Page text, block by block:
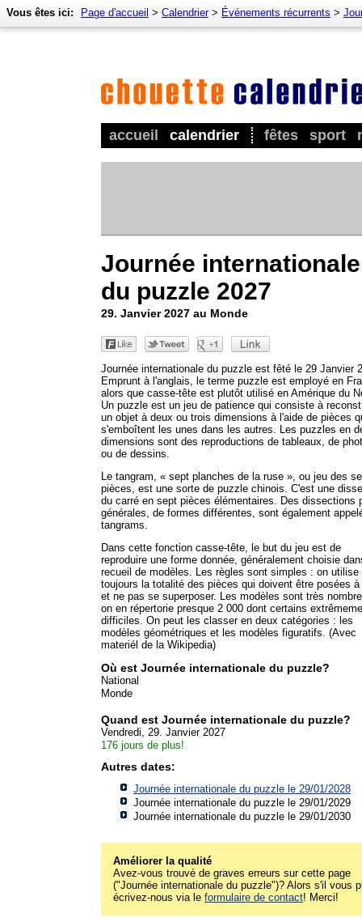
accueil calendrier fêtes sport
Vous êtes ici: Page d'accueil > Calendrier> Événements récurrents >
Journée internationale
du puzzle 2027
29. Janvier 2027 au Monde
Journée internationale du puzzle est fêté le 29 Janvier
Emprunt à l'anglais, le terme puzzle est employé en
alors que casse-tête est plutôt utilisé en Amérique du
Un puzzle est un jeu de patience qui consiste à
un objet à deux ou trois dimensions à l'aide de pièces
s'emboîtent les unes dans les autres. Les puzzles en
dimensions sont des reproductions de tableaux, de
ou de dessins.
Le tangram, « sept planches de la ruse », ou jeu des
pièces, est une sorte de puzzle chinois. C'est une
du carré en sept pièces élémentaires. Des dissections
générales, de formes différentes, sont également
tangrams.
Dans cette fonction casse-tête, le but du jeu est de
reproduire une forme donnée, généralement choisie
recueil de modèles. Les règles sont simples : on utilise
toujours la totalité des pièces qui doivent être posées à
et ne pas se superposer. Les modèles sont très
on en répertorie presque 2 000 dont certains
difficiles. On peut les classer en deux catégories : les
modèles géométriques et les modèles figuratifs. (Avec
materiél de la Wikipedia)
Où est Journée internationale du puzzle?
National
Monde
Quand est Journée internationale du puzzle?
Vendredi, 29. Janvier 2027
176 jours de plus!
Autres dates:
Journée internationale du puzzle le 29/01/2028
Journée internationale du puzzle le 29/01/2029
Journée internationale du puzzle le 29/01/2030
Améliorer la qualité
Avez-vous trouvé de graves erreurs sur cette page
("Journée internationale du puzzle")? Alors s'il vous
écrivez-nous via le formulaire de contact! Merci!